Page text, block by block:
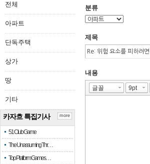
전체
아파트
단독주택
상가
땅
기타
카자흐 특집기사
51 Club Game
The Unassuming Thr…
Top Platform Games…
more
분류
제목
내용